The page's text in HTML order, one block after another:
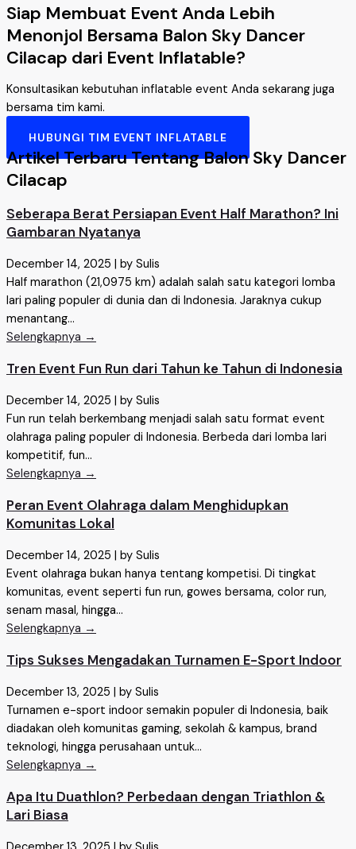
Siap Membuat Event Anda Lebih
Menonjol Bersama Balon Sky Dancer
Cilacap dari Event Inflatable?
Konsultasikan kebutuhan inflatable event Anda sekarang juga
bersama tim kami.
HUBUNGI TIM EVENT INFLATABLE
Artikel Terbaru Tentang Balon Sky Dancer
Cilacap
Seberapa Berat Persiapan Event Half Marathon? Ini
Gambaran Nyatanya
December 14, 2025 | by Sulis
Half marathon (21,0975 km) adalah salah satu kategori lomba
lari paling populer di dunia dan di Indonesia. Jaraknya cukup
menantang...
Selengkapnya →
Tren Event Fun Run dari Tahun ke Tahun di Indonesia
December 14, 2025 | by Sulis
Fun run telah berkembang menjadi salah satu format event
olahraga paling populer di Indonesia. Berbeda dari lomba lari
kompetitif, fun...
Selengkapnya →
Peran Event Olahraga dalam Menghidupkan
Komunitas Lokal
December 14, 2025 | by Sulis
Event olahraga bukan hanya tentang kompetisi. Di tingkat
komunitas, event seperti fun run, gowes bersama, color run,
senam masal, hingga...
Selengkapnya →
Tips Sukses Mengadakan Turnamen E-Sport Indoor
December 13, 2025
by Sulis
Turnamen e-sport indoor semakin populer di Indonesia, baik
diadakan oleh komunitas gaming, sekolah & kampus, brand
teknologi, hingga perusahaan untuk...
Selengkapnya →
Apa Itu Duathlon? Perbedaan dengan Triathlon &
Lari Biasa